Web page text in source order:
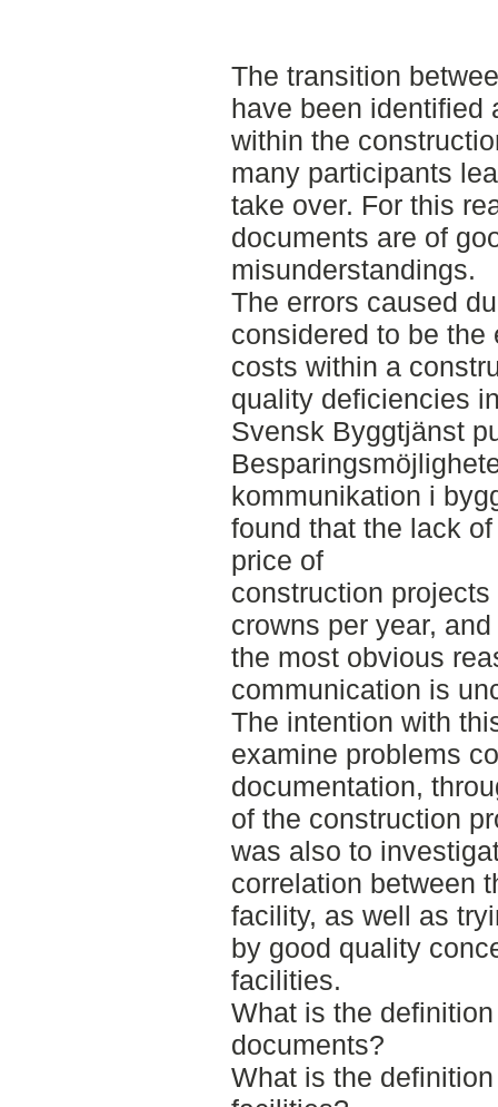
The transition
have been identified
within the
many participants
take over. For this
documents are of
misunderstandings.
The errors caused
considered to be the
costs within a
quality deficiencies
Svensk Byggtjänst
kommunikation i
found that the lack
price of
construction
crowns per year,
the most obvious
communication is
The intention with
examine problems
documentation,
of the construction
was also to
correlation between
facility, as well as
by good quality
facilities.
What is the
documents?
What is the